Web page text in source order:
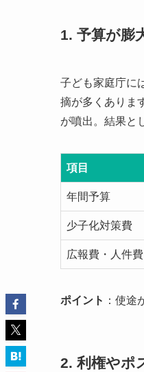
1. 予算が膨
子ども家庭庁に
摘が多くありま
が噴出。結果と
項目
年間予算
少子化対策費
広報費・人件費
ポイント ：使途
2. 利権やポ